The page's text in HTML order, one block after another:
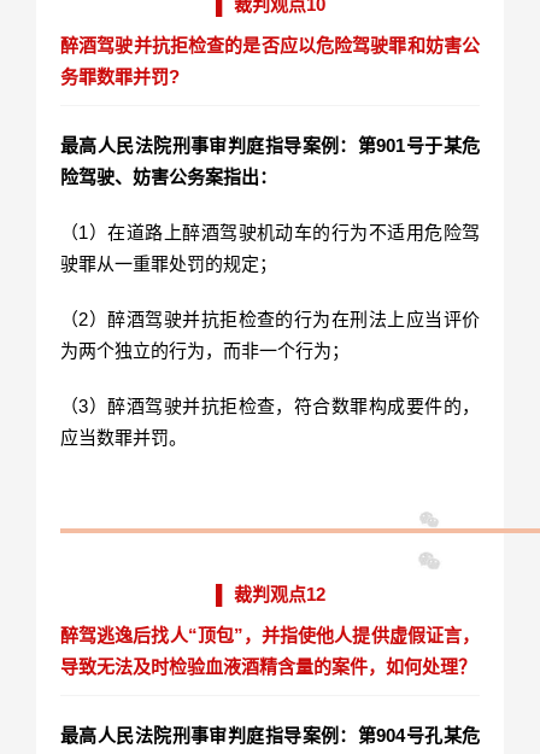
醉酒驾驶并抗拒检查的是否应以危险驾驶罪和妨害公
务罪数罪并罚?
最高人民法院刑事审判庭指导案例：第901号于某危
险驾驶、妨害公务案指出：
（1）在道路上醉酒驾驶机动车的行为不适用危险驾
驶罪从一重罪处罚的规定；
（2）醉酒驾驶并抗拒检查的行为在刑法上应当评价
为两个独立的行为，而非一个行为；
（3）醉酒驾驶并抗拒检查，符合数罪构成要件的，
应当数罪并罚。
▌ 裁判观点12
醉驾逃逸后找人“顶包”，并指使他人提供虚假证言，
导致无法及时检验血液酒精含量的案件，如何处理？
最高人民法院刑事审判庭指导案例：第904号孔某危